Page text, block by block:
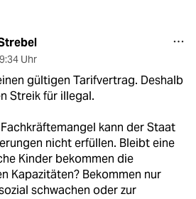
Uhr
gültigen Tarifvertrag. Deshalb
Streik für illegal.
kann der Staat
nicht erfüllen. Bleibt eine
Kinder bekommen die
Kapazitäten? Bekommen nur
schwachen oder zur